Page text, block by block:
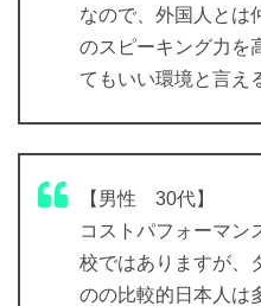
なので、外国人とは
のスピーキング力を
てもいい環境と言え
【男性 30代】
コストパフォーマン
校ではありますが、
のの比較的日本人は